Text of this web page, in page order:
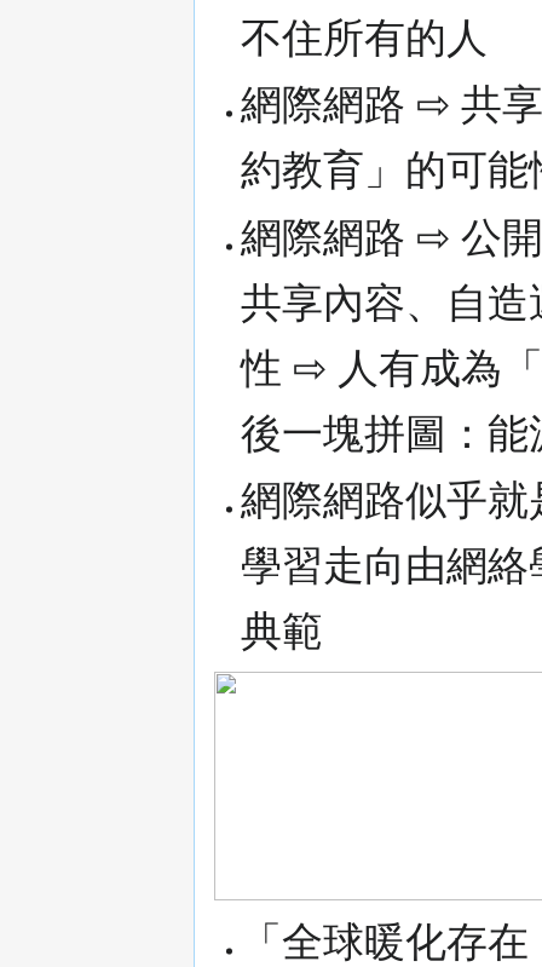
不住所有的人
網際網路 ⇨ 共
約教育」的可能
網際網路 ⇨ 公
共享內容、自
性 ⇨ 人有成為
後一塊拼圖：
網際網路似乎
學習走向由網
典範
「全球暖化存